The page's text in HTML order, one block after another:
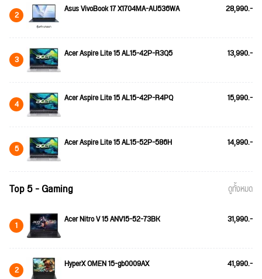
2 Asus VivoBook 17 X1704MA-AU536WA 28,990.-
3 Acer Aspire Lite 15 AL15-42P-R3Q5 13,990.-
4 Acer Aspire Lite 15 AL15-42P-R4PQ 15,990.-
5 Acer Aspire Lite 15 AL15-52P-586H 14,990.-
Top 5 - Gaming ดูทั้งหมด
1 Acer Nitro V 15 ANV15-52-73BK 31,990.-
2 HyperX OMEN 15-gb0009AX 41,990.-